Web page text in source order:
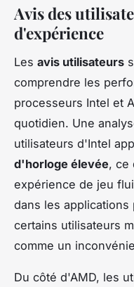
Avis des
d'expérience
Les avis utilisateurs
comprendre les
processeurs Intel et
quotidien. Une
utilisateurs d'Intel
d'horloge élevée, ce
expérience de jeu
dans les
certains utilisateurs
comme un
Du côté d'AMD, les